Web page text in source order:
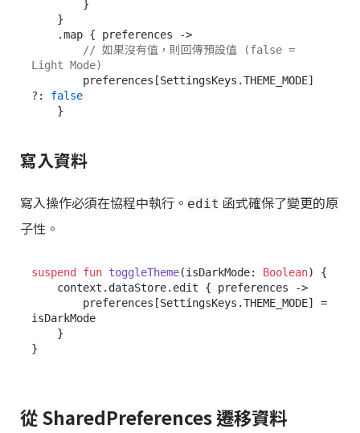
// 如果沒有值，則回傳預設值 (false =
Light Mode)
?: false
寫入資料
寫入操作必須在協程中執行。 edit 函式確保了變更的原
子性。
suspend fun toggleTheme(isDarkMode: Boolean)
{
isDarkMode
從 SharedPreferences 遷移資料